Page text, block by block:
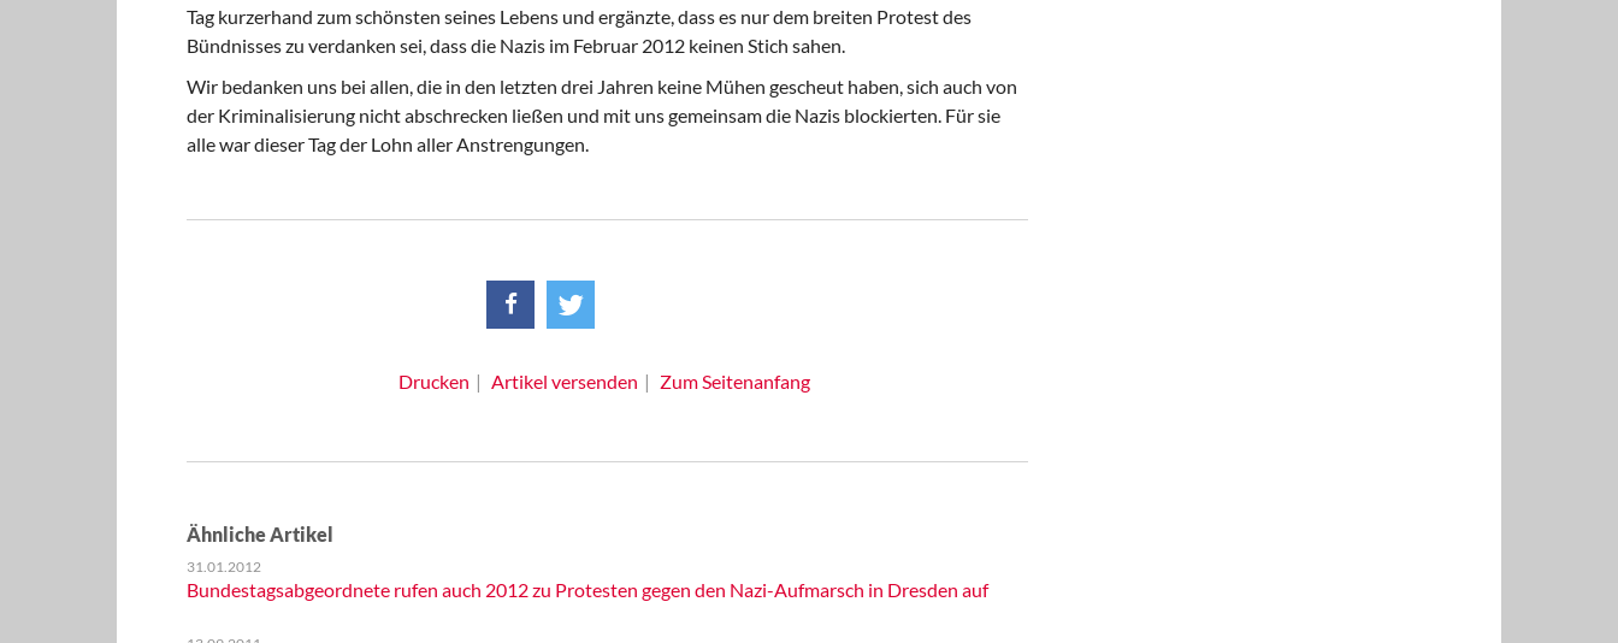
Tag kurzerhand zum schönsten seines Lebens und ergänzte, dass es nur dem breiten Protest des
Bündnisses zu verdanken sei, dass die Nazis im Februar 2012 keinen Stich sahen.
Wir bedanken uns bei allen, die in den letzten drei Jahren keine Mühen gescheut haben, sich auch von
der Kriminalisierung nicht abschrecken ließen und mit uns gemeinsam die Nazis blockierten. Für sie
alle war dieser Tag der Lohn aller Anstrengungen.
Drucken Artikel versenden Zum Seitenanfang
Ähnliche Artikel
31.01.2012
Bundestagsabgeordnete rufen auch 2012 zu Protesten gegen den Nazi-Aufmarsch in Dresden auf